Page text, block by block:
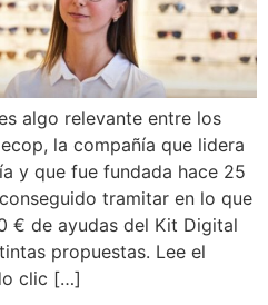
algo relevante entre los
la compañía que lidera
y que fue fundada hace 25
tramitar en lo que
€ de ayudas del Kit Digital
propuestas. Lee el
clic […]